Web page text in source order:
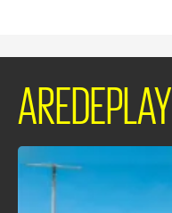
AREDEPLAY